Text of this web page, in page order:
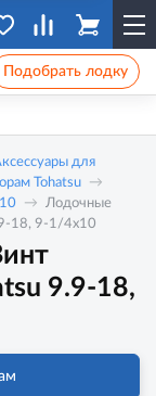
Подобрать лодку
для
Tohatsu
Лодочные
18, 9-1/4x10
9.9-18,